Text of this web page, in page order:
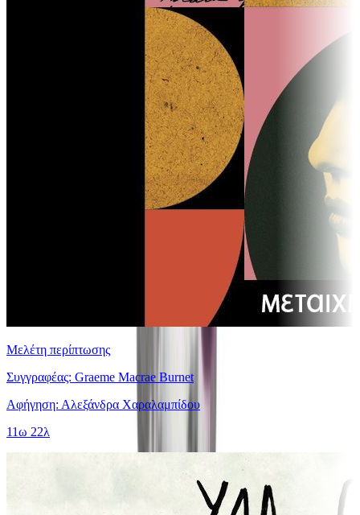
Μελέτη περίπτωσης
Συγγραφέας: Graeme Macrae Burnet
Αφήγηση: Αλεξάνδρα Χαραλαμπίδου
11ω 22λ